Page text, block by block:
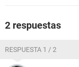
2 respuestas
RESPUESTA 1 / 2